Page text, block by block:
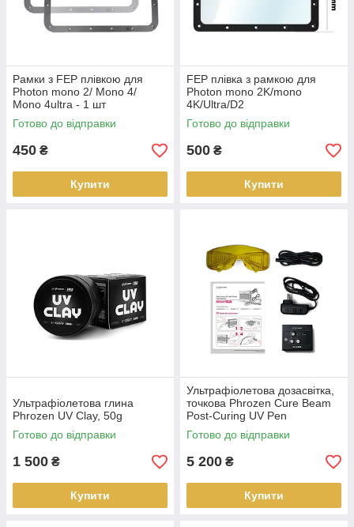
Рамки з FEP плівкою для
Photon mono 2/ Mono 4/
Mono 4ultra - 1 шт
Готово до відправки
450 ₴
Купити
FEP плівка з рамкою для
Photon mono 2K/mono
4K/Ultra/D2
Готово до відправки
500 ₴
Купити
Ультрафіолетова глина
Phrozen UV Clay, 50g
Готово до відправки
1 500 ₴
Купити
Ультрафіолетова дозасвітка,
точкова Phrozen Cure Beam
Post-Curing UV Pen
Готово до відправки
5 200 ₴
Купити